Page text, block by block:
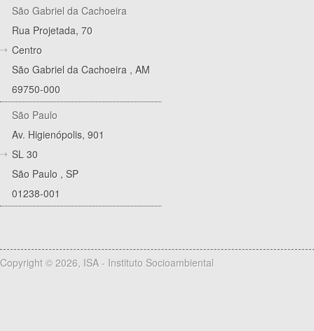
São Gabriel da Cachoeira
Rua Projetada, 70
Centro
São Gabriel da Cachoeira , AM
69750-000
São Paulo
Av. Higienópolis, 901
SL 30
São Paulo , SP
01238-001
Copyright © 2026, ISA - Instituto Socioambiental